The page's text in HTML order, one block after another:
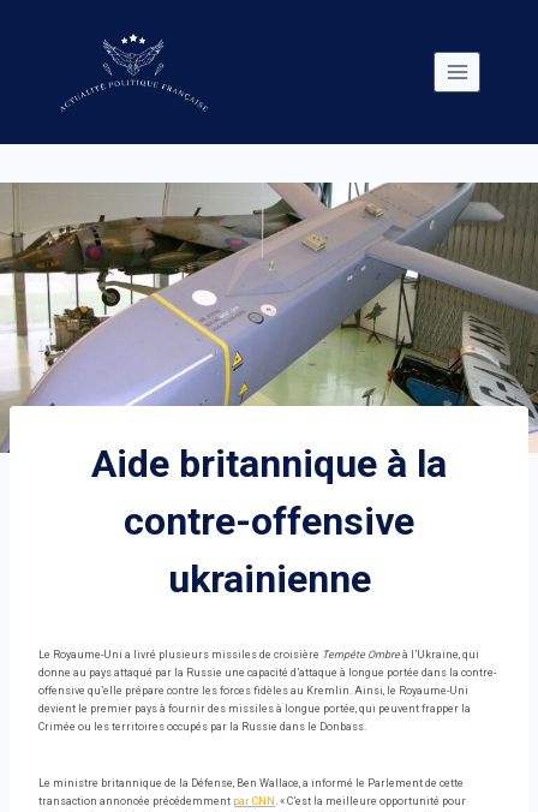
Aide britannique à la
contre-offensive
ukrainienne
Le Royaume-Uni a livré plusieurs missiles de croisière Tempête Ombre à l’Ukraine, qui
donne au pays attaqué par la Russie une capacité d’attaque à longue portée dans la contre-
offensive qu’elle prépare contre les forces fidèles au Kremlin. Ainsi, le Royaume-Uni
devient le premier pays à fournir des missiles à longue portée, qui peuvent frapper la
Crimée ou les territoires occupés par la Russie dans le Donbass.
Le ministre britannique de la Défense, Ben Wallace, a informé le Parlement de cette
transaction annoncée précédemment par CNN . « C’est la meilleure opportunité pour